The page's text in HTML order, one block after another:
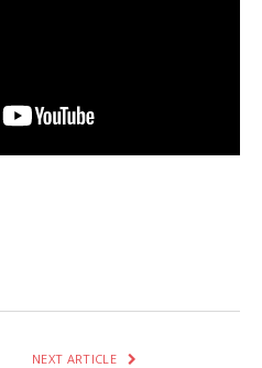
NEXT ARTICLE